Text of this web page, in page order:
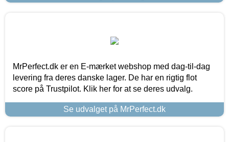
MrPerfect.dk er en E-mærket webshop med dag-til-dag
levering fra deres danske lager. De har en rigtig flot
score på Trustpilot. Klik her for at se deres udvalg.
Se udvalget på MrPerfect.dk